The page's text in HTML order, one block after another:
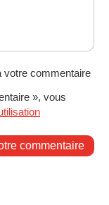
votre commentaire
», vous
commentaire